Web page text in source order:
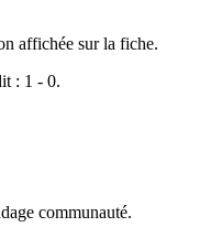
affichée sur la fiche.
: 1 - 0.
communauté.